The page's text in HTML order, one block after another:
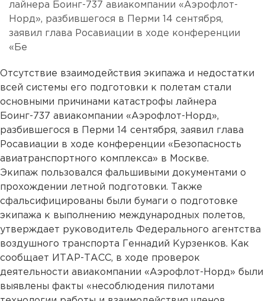
лайнера Боинг-737 авиакомпании «Аэрофлот-
Норд», разбившегося в Перми 14 сентября,
заявил глава Росавиации в ходе конференции
«Бе
Отсутствие взаимодействия экипажа и недостатки
всей системы его подготовки к полетам стали
основными причинами катастрофы лайнера
Боинг-737 авиакомпании «Аэрофлот-Норд»,
разбившегося в Перми 14 сентября, заявил глава
Росавиации в ходе конференции «Безопасность
авиатранспортного комплекса» в Москве.
Экипаж пользовался фальшивыми документами о
прохождении летной подготовки. Также
сфальсифицированы были бумаги о подготовке
экипажа к выполнению международных полетов,
утверждает руководитель Федерального агентства
воздушного транспорта Геннадий Курзенков. Как
сообщает ИТАР-ТАСС, в ходе проверок
деятельности авиакомпании «Аэрофлот-Норд» были
выявлены факты «несоблюдения пилотами